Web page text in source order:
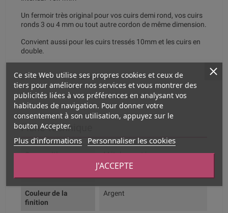
Un fermoir très original pour vos cuirs demi rond, vos cuirs
ronds 3 ou 4 mm ou tout autre cordon de même dimension.
Convient aussi pour les cuirs tressés 10mm et les cuirs en
double.
Dimensions : 45 x 12mm x 5mm
Intérieur : 10x4mm
Origine Chine, sans nickel et sans cadmium
Fiche technique
Composition Métal argenté
Couleur de la
finition
Argent
Ce site Web utilise ses propres cookies et ceux de
tiers pour améliorer nos services et vous montrer des
publicités liées à vos préférences en analysant vos
habitudes de navigation. Pour donner votre
consentement à son utilisation, appuyez sur le
bouton Accepter.
Plus d'informations Personnaliser les cookies
J'ACCEPTE